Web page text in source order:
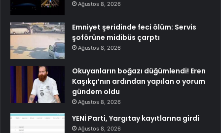
Ağustos 8, 2026
Emniyet şeridinde feci ölüm: Servis
şoförüne midibüs çarptı
Ağustos 8, 2026
Okuyanların boğazı düğümlendi! Eren
Kaşıkçı’nın ardından yapılan o yorum
gündem oldu
Ağustos 8, 2026
YENİ Parti, Yargıtay kayıtlarına girdi
Ağustos 8, 2026